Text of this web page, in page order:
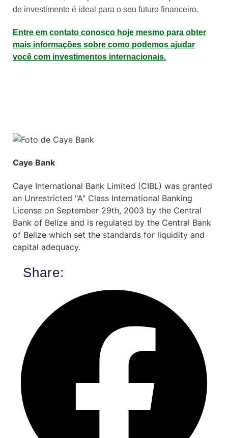
de investimento é ideal para o seu futuro financeiro.
Entre em contato conosco hoje mesmo para obter
mais informações sobre como podemos ajudar
você com investimentos internacionais.
Caye Bank
Caye International Bank Limited (CIBL) was granted
an Unrestricted "A" Class International Banking
License on September 29th, 2003 by the Central
Bank of Belize and is regulated by the Central Bank
of Belize which set the standards for liquidity and
capital adequacy.
Share: